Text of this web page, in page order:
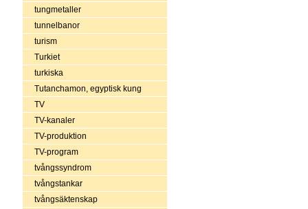
tungmetaller
tunnelbanor
turism
Turkiet
turkiska
Tutanchamon, egyptisk kung
TV
TV-kanaler
TV-produktion
TV-program
tvångssyndrom
tvångstankar
tvångsäktenskap